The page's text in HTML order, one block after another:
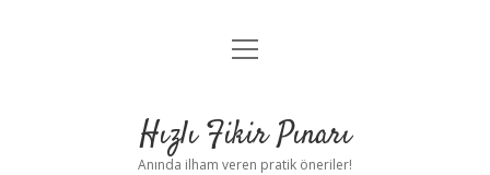
Anasayfa
Yasal Uyarı
menüyü
Hızlı Fikir Pınarı
Anında ilham veren pratik öneriler!